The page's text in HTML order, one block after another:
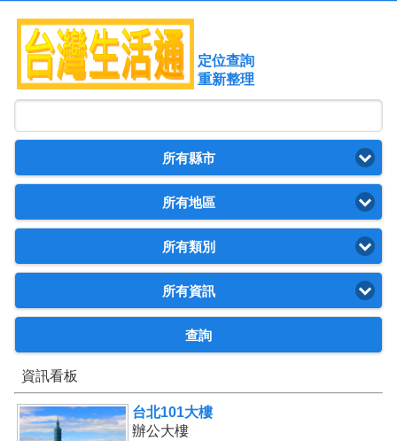
定位查詢
重新整理
所有縣市
所有地區
所有類別
所有資訊
查詢
資訊看板
台北101大樓
辦公大樓